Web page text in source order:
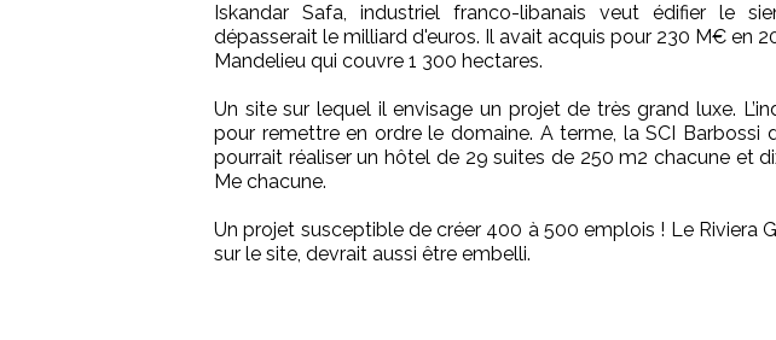
Iskandar Safa, industriel franco-libanais veut édifier le
dépasserait le milliard d'euros. Il avait acquis pour 230 M€ en
Mandelieu qui couvre 1 300 hectares.
Un site sur lequel il envisage un projet de très grand luxe.
pour remettre en ordre le domaine. A terme, la SCI Barbossi
pourrait réaliser un hôtel de 29 suites de 250 m2 chacune et
Me chacune.
Un projet susceptible de créer 400 à 500 emplois ! Le Riviera
sur le site, devrait aussi être embelli.